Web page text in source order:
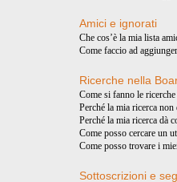
Amici e ignorati
Che cos’è la mia lista
Come faccio ad
Ricerche nella
Come si fanno le
Perché la mia ricerca non
Perché la mia ricerca dà
Come posso cercare un
Come posso trovare i
Sottoscrizioni e